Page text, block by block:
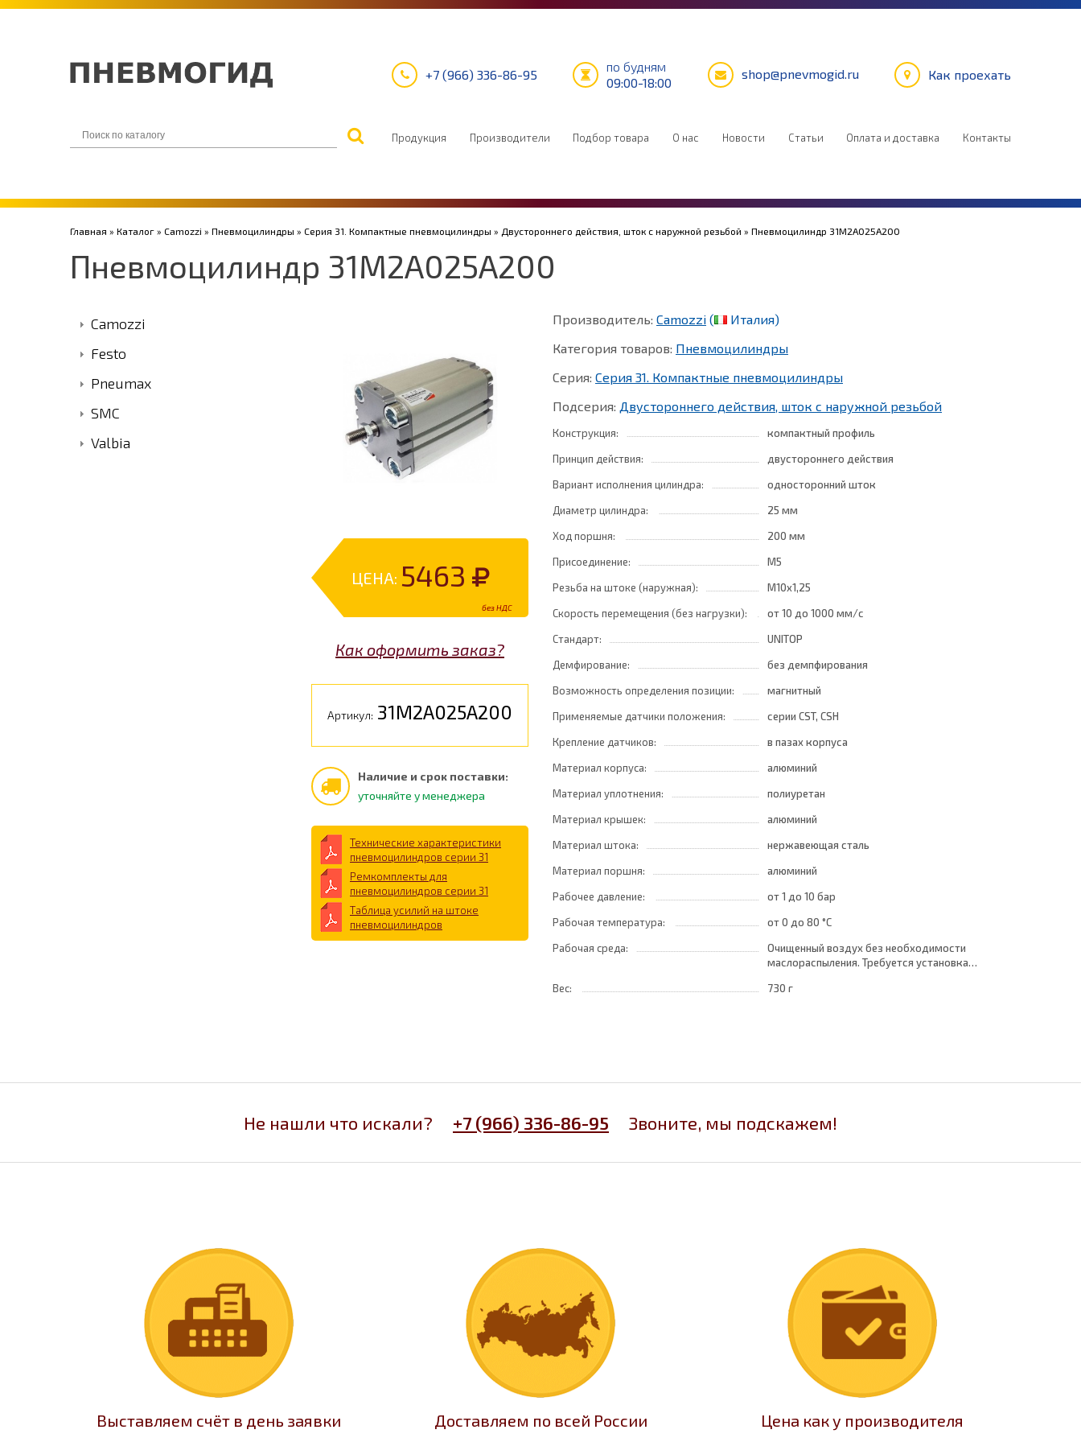
+7 (966) 336-86-95
по будням
09:00-18:00
shop@pnevmogid.ru Как проехать
Продукция Производители Подбор товара О нас Новости Статьи Оплата и доставка Контакты
Главная » Каталог » Camozzi » Пневмоцилиндры » Серия 31. Компактные пневмоцилиндры » Двустороннего действия, шток с наружной резьбой » Пневмоцилиндр 31M2A025A200
Пневмоцилиндр 31M2A025A200
Camozzi
Festo
Pneumax
SMC
Valbia
ЦЕНА: 5463
без НДС
Как оформить заказ?
Артикул: 31M2A025A200
Наличие и срок поставки:
уточняйте у менеджера
Технические характеристики
пневмоцилиндров серии 31
Ремкомплекты для
пневмоцилиндров серии 31
Таблица усилий на штоке
пневмоцилиндров
Производитель: Camozzi (
Италия)
Категория товаров: Пневмоцилиндры
Серия: Серия 31. Компактные пневмоцилиндры
Подсерия: Двустороннего действия, шток с наружной резьбой
Конструкция:
компактный профиль
Принцип действия:
двустороннего действия
Вариант исполнения цилиндра:
односторонний шток
Диаметр цилиндра:
25 мм
Ход поршня:
200 мм
Присоединение:
M5
Резьба на штоке (наружная):
M10x1,25
Скорость перемещения (без нагрузки):
от 10 до 1000 мм/с
Стандарт:
UNITOP
Демфирование:
без демпфирования
Возможность определения позиции:
магнитный
Применяемые датчики положения:
серии CST, CSH
Крепление датчиков:
в пазах корпуса
Материал корпуса:
алюминий
Материал уплотнения:
полиуретан
Материал крышек:
алюминий
Материал штока:
нержавеющая сталь
Материал поршня:
алюминий
Рабочее давление:
от 1 до 10 бар
Рабочая температура:
от 0 до 80 °C
Рабочая среда:
Очищенный воздух без необходимости
маслораспыления. Требуется установка
обеспечивающего класс очистки воздуха по
Вес: 730 г
Не нашли что искали? +7 (966) 336-86-95 Звоните, мы подскажем!
Выставляем счёт в день заявки Доставляем по всей России Цена как у производителя